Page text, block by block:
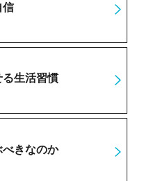
信
生活習慣
きなのか